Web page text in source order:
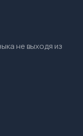
не выходя из